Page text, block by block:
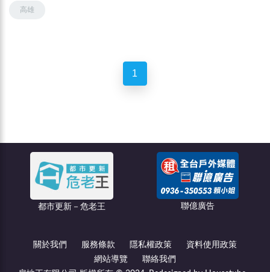
高雄
1
都市更新－危老王 聯億廣告
關於我們 服務條款 隱私權政策
資料使用政策
網站導覽
聯絡我們